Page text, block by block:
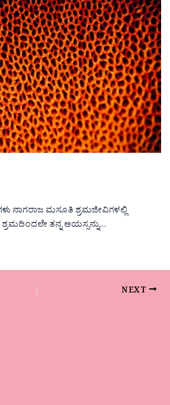
ನಾಗರಾಜ ಮಸೂತಿ ಶ್ರಮಜೀವಿಗಳಲ್ಲಿ
ತನ್ನ ಆಯಸ್ಸನ್ನು…
NEXT